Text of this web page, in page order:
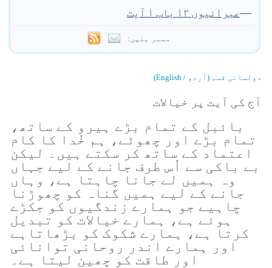
—عبرانیوں ۱۲ باب ۱ آیت
ممبر بنیں:
دولسانی قسم (اُردو / English)
آج کی آیت پر خیالات
بائبل کے تمام بڑے ہیرو کے ساتھ،
تمام بڑے اور چھوٹے، ہم خُدا کا کام
اعتماد کے ساتھ کر سکتے ہیں۔ لیکن
بے باکی سے اُس طرف جانے کے لیے جہاں
وہ ہمیں لے جانا چاہتا ہے، وہاں
جانے کے لیے ہمیں گناہ کو چھوڑنا
چاہیے جو ہمارے زندگیوں کو جکڑے
ہوئے ہے، ہمارے خیالات کو تبدیل
کرتا ہے، ہمارے شکوک کو بڑھاتاہے
اور ہمارے اندر روحانی توانائی
اور طاقت کو چھین لیتا ہے۔